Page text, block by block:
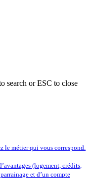
search or ESC to close
le métier qui vous correspond.
(logement, crédits,
et d’un compte